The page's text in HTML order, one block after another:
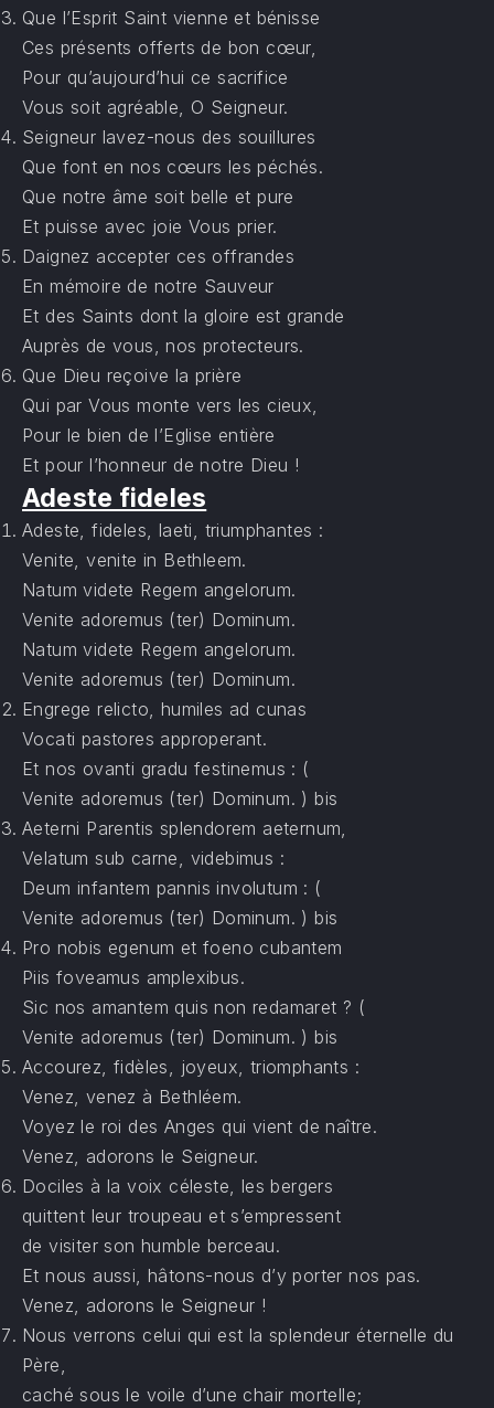
Que l’Esprit Saint vienne et bénisse
Ces présents offerts de bon cœur,
Pour qu’aujourd’hui ce sacrifice
Vous soit agréable, O Seigneur.
Seigneur lavez-nous des souillures
Que font en nos cœurs les péchés.
Que notre âme soit belle et pure
Et puisse avec joie Vous prier.
Daignez accepter ces offrandes
En mémoire de notre Sauveur
Et des Saints dont la gloire est grande
Auprès de vous, nos protecteurs.
Que Dieu reçoive la prière
Qui par Vous monte vers les cieux,
Pour le bien de l’Eglise entière
Et pour l’honneur de notre Dieu !
Adeste fideles
Adeste, fideles, laeti, triumphantes :
Venite, venite in Bethleem.
Natum videte Regem angelorum.
Venite adoremus (ter) Dominum.
Natum videte Regem angelorum.
Venite adoremus (ter) Dominum.
Engrege relicto, humiles ad cunas
Vocati pastores approperant.
Et nos ovanti gradu festinemus : (
Venite adoremus (ter) Dominum. ) bis
Aeterni Parentis splendorem aeternum,
Velatum sub carne, videbimus :
Deum infantem pannis involutum : (
Venite adoremus (ter) Dominum. ) bis
Pro nobis egenum et foeno cubantem
Piis foveamus amplexibus.
Sic nos amantem quis non redamaret ? (
Venite adoremus (ter) Dominum. ) bis
Accourez, fidèles, joyeux, triomphants :
Venez, venez à Bethléem.
Voyez le roi des Anges qui vient de naître.
Venez, adorons le Seigneur.
Dociles à la voix céleste, les bergers
quittent leur troupeau et s’empressent
de visiter son humble berceau.
Et nous aussi, hâtons-nous d’y porter nos pas.
Venez, adorons le Seigneur !
Nous verrons celui qui est la splendeur éternelle du
Père,
caché sous le voile d’une chair mortelle;